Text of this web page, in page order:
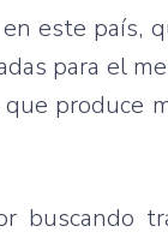
este país,
para el
produce
buscando